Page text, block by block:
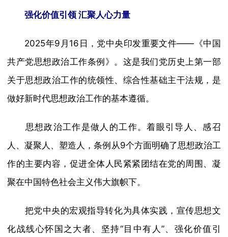
强化价值引领 汇聚人心力量
2025年9月16日，党中央印发重要文件——《中国
共产党思想政治工作条例》。这是我们党历史上第一部
关于思想政治工作的统领性、综合性基础主干法规，是
做好新时代思想政治工作的基本遵循。
思想政治工作是做人的工作。着眼引导人、感召
人、凝聚人、塑造人，条例从9个方面明确了思想政治工
作的主要内容，促进全体人民紧紧团结在党的周围、凝
聚在中国特色社会主义伟大旗帜下。
把党中央的宏观指导转化为具体实践，宣传思想文
化战线心怀国之大者、坚持“目中有人”、强化价值引